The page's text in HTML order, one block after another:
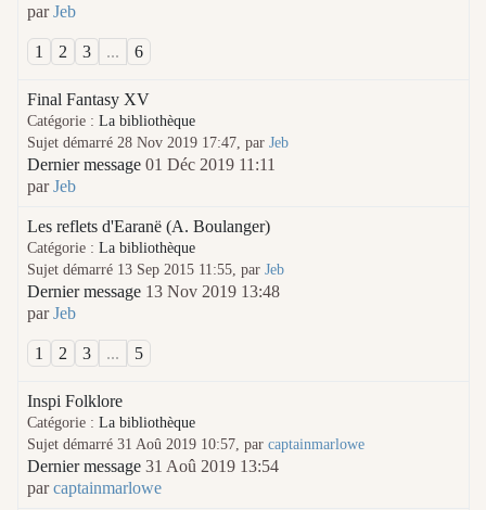
parJeb
1 2 3 ... 6
Final Fantasy XV
Catégorie : La bibliothèque
Sujet démarré 28 Nov 2019 17:47, par Jeb
Dernier message 01 Déc 2019 11:11
parJeb
Les reflets d'Earanë (A. Boulanger)
Catégorie : La bibliothèque
Sujet démarré 13 Sep 2015 11:55, par Jeb
Dernier message 13 Nov 2019 13:48
parJeb
1 2 3 ... 5
Inspi Folklore
Catégorie : La bibliothèque
Sujet démarré 31 Aoû 2019 10:57, par captainmarlowe
Dernier message 31 Aoû 2019 13:54
parcaptainmarlowe